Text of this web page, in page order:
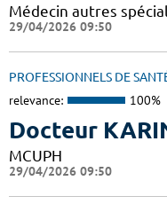
Médecin autres
29/04/2026 09:50
PROFESSIONNELS DE
relevance: 100%
Docteur
MCUPH
29/04/2026 09:50